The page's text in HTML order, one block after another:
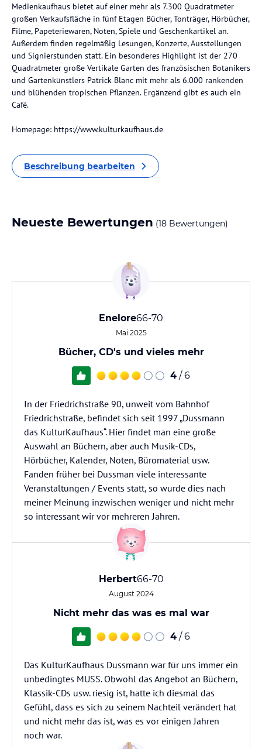
Medienkaufhaus bietet auf einer mehr als 7.300 Quadratmeter
großen Verkaufsfläche in fünf Etagen Bücher, Tonträger, Hörbücher,
Filme, Papeteriewaren, Noten, Spiele und Geschenkartikel an.
Außerdem finden regelmäßig Lesungen, Konzerte, Ausstellungen
und Signierstunden statt. Ein besonderes Highlight ist der 270
Quadratmeter große Vertikale Garten des französischen Botanikers
und Gartenkünstlers Patrick Blanc mit mehr als 6.000 rankenden
und blühenden tropischen Pflanzen. Ergänzend gibt es auch ein
Café.
Homepage: https://www.kulturkaufhaus.de
Beschreibung bearbeiten
Neueste Bewertungen (18 Bewertungen)
Enelore66-70
Mai 2025
Bücher, CD's und vieles mehr
4 / 6
In der Friedrichstraße 90, unweit vom Bahnhof
Friedrichstraße, befindet sich seit 1997 „Dussmann
das KulturKaufhaus“. Hier findet man eine große
Auswahl an Büchern, aber auch Musik-CDs,
Hörbücher, Kalender, Noten, Büromaterial usw.
Fanden früher bei Dussman viele interessante
Veranstaltungen / Events statt, so wurde dies nach
meiner Meinung inzwischen weniger und nicht mehr
so interessant wir vor mehreren Jahren.
Herbert66-70
August 2024
Nicht mehr das was es mal war
4 / 6
Das KulturKaufhaus Dussmann war für uns immer ein
unbedingtes MUSS. Obwohl das Angebot an Büchern,
Klassik-CDs usw. riesig ist, hatte ich diesmal das
Gefühl, dass es sich zu seinem Nachteil verändert hat
und nicht mehr das ist, was es vor einigen Jahren
noch war.